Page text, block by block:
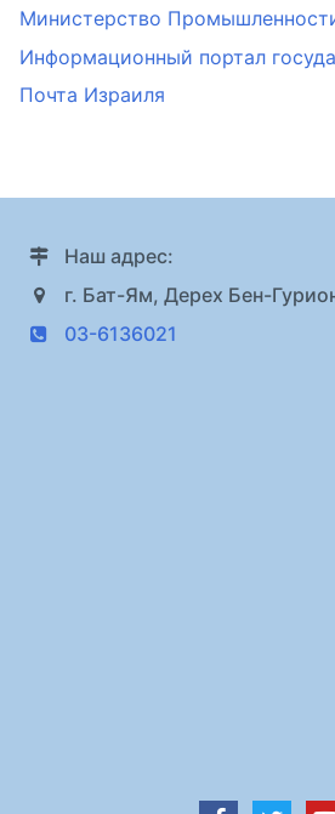
Министерство
Информационный портал
Почта Израиля
Наш адрес:
г. Бат-Ям, Дерех Бен-
03-6136021